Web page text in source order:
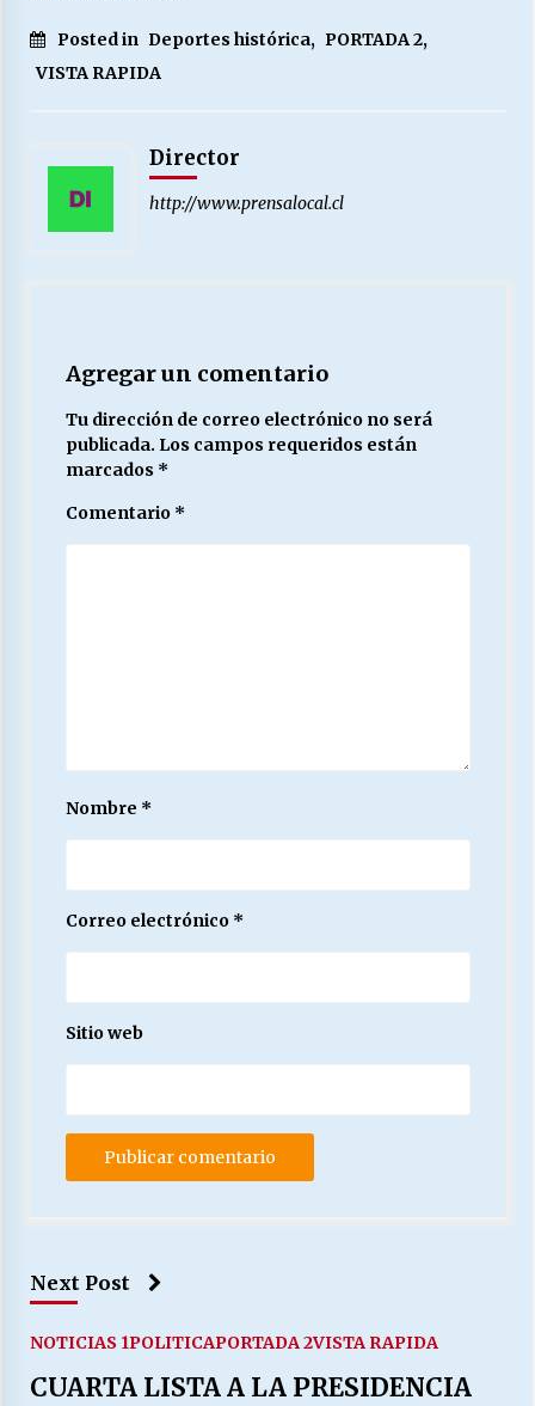
Posted in Deportes histórica, PORTADA 2,
VISTA RAPIDA
Director
http://www.prensalocal.cl
Agregar un comentario
Tu dirección de correo electrónico no será
publicada. Los campos requeridos están
marcados *
Comentario *
Nombre *
Correo electrónico *
Sitio web
Next Post
NOTICIAS 1POLITICAPORTADA 2VISTA RAPIDA
CUARTA LISTA A LA PRESIDENCIA